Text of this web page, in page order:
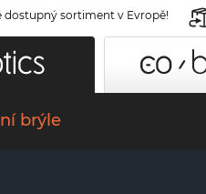
dostupný sortiment v Evropě!
brýle